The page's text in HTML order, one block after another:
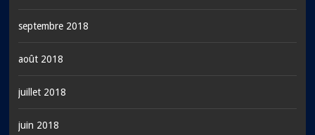
septembre 2018
août 2018
juillet 2018
juin 2018